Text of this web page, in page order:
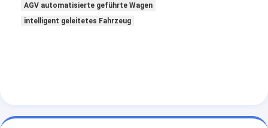
AGV automatisierte geführte Wagen
intelligent geleitetes Fahrzeug